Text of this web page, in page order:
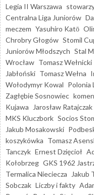
Legia II Warszawa
Centralna Liga Juniorów
meczem Yasuhiro Katō
Chrobry Głogów Stomil
Juniorów Młodszych Stal
Wrocław Tomasz Wełnicki
Jabłoński Tomasz Wełna
Wołodymyr Kowal Polonia
Zagłębie Sosnowiec
Kujawa
Jarosław Ratajczak
MKS Kluczbork Socios
Jakub Mosakowski
koszykówka Tomasz
Tanczyk Ernest Dzięcioł
Kołobrzeg GKS 1962
Termalica Nieciecza
Jakub
Sobczak Liczby i fakty